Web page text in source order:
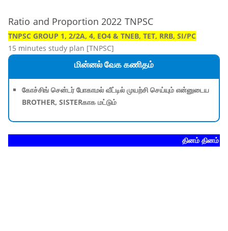
Ratio and Proportion 2022 TNPSC
TNPSC GROUP 1, 2/2A, 4, EO4 & TNEB, TET, RRB, SI/PC
15 minutes study plan [TNPSC]
மின்னல் வேக கணிதம்
கோச்சிங் சென்டர் போகாமல் வீட்டில் முயற்சி செய்யும் என்னுடைய
BROTHER, SISTERகாக மட்டும்
தினம் தினம்